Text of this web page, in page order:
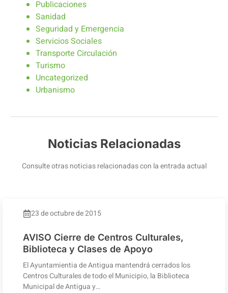
Publicaciones
Sanidad
Seguridad y Emergencia
Servicios Sociales
Transporte Circulación
Turismo
Uncategorized
Urbanismo
Noticias Relacionadas
Consulte otras noticias relacionadas con la entrada actual
23 de octubre de 2015
AVISO Cierre de Centros Culturales,
Biblioteca y Clases de Apoyo
El Ayuntamientia de Antigua mantendrá cerrados los
Centros Culturales de todo el Municipio, la Biblioteca
Municipal de Antigua y…